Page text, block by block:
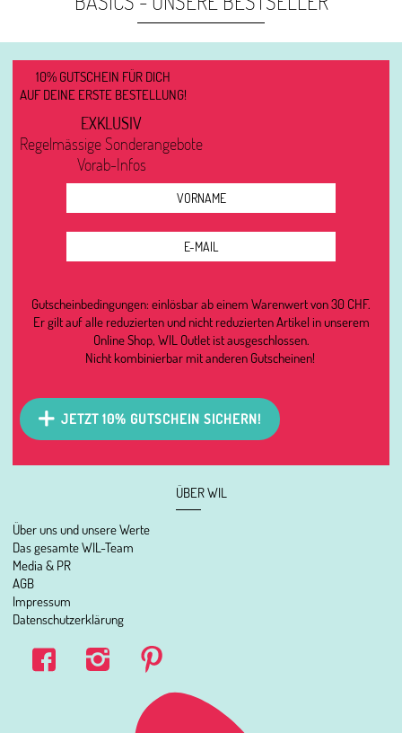
CHF35,00CHF14,00.
CHF39,00
ÜBER WIL
Über uns und unsere Werte
Das gesamte WIL-Team
Media & PR
AGB
Impressum
Datenschutzerklärung
10% GUTSCHEIN FÜR DICH
AUF DEINE ERSTE BESTELLUNG!
EXKLUSIV
Regelmässige Sonderangebote
Vorab-Infos
Gutscheinbedingungen: einlösbar ab einem Warenwert von 30 CHF.
Er gilt auf alle reduzierten und nicht reduzierten Artikel in unserem
Online Shop, WIL Outlet ist ausgeschlossen.
Nicht kombinierbar mit anderen Gutscheinen!
JETZT 10% GUTSCHEIN SICHERN!